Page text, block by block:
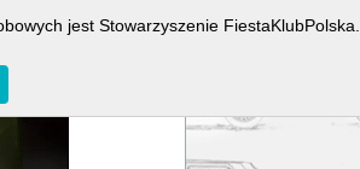
jest Stowarzyszenie FiestaKlubPolska.